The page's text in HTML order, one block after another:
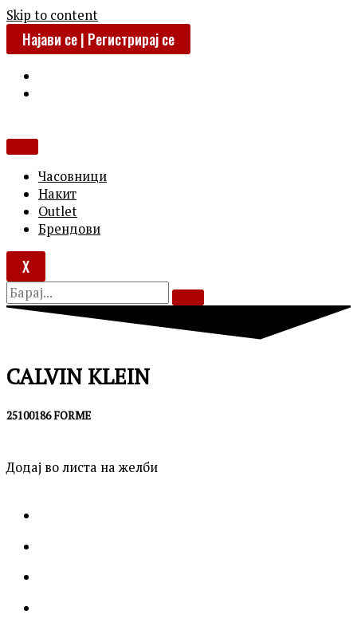
Skip to content
Најави се | Регистрирај се
Часовници
Накит
Outlet
Брендови
X
CALVIN KLEIN
25100186 FORME
Додај во листа на желби